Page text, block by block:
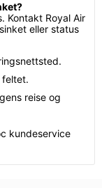
Kontakt Royal Air
eller status
reise og
kundeservice